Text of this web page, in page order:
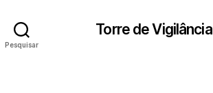
Pesquisar
Torre de Vigilância